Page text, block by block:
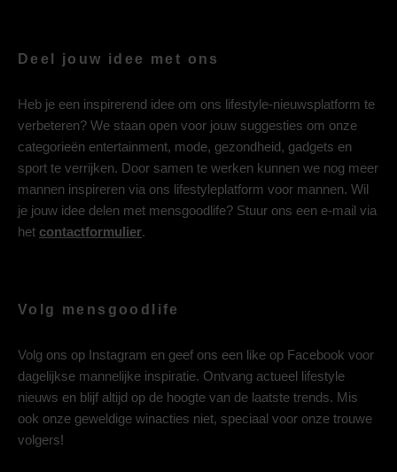
Deel jouw idee met ons
Heb je een inspirerend idee om ons lifestyle-nieuwsplatform te
verbeteren? We staan open voor jouw suggesties om onze
categorieën entertainment, mode, gezondheid, gadgets en
sport te verrijken. Door samen te werken kunnen we nog meer
mannen inspireren via ons lifestyleplatform voor mannen. Wil
je jouw idee delen met mensgoodlife? Stuur ons een e-mail via
het contactformulier.
Volg mensgoodlife
Volg ons op Instagram en geef ons een like op Facebook voor
dagelijkse mannelijke inspiratie. Ontvang actueel lifestyle
nieuws en blijf altijd op de hoogte van de laatste trends. Mis
ook onze geweldige winacties niet, speciaal voor onze trouwe
volgers!